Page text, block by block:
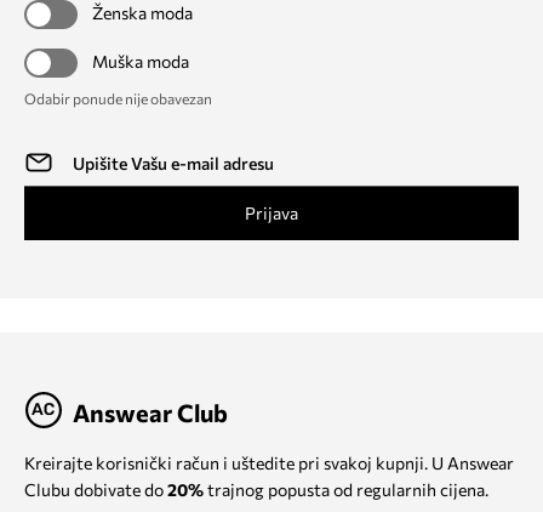
Ženska moda
Muška moda
Odabir ponude nije obavezan
Prijava
Answear Club
Kreirajte korisnički račun i uštedite pri svakoj kupnji. U Answear
Clubu dobivate do20%trajnog popusta od regularnih cijena.